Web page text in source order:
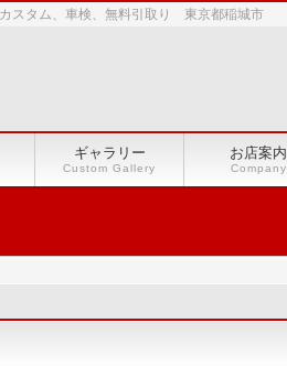
スタム、車検、無料引取り 東京都稲城市
ギャラリー
Custom Gallery
お店案内
Company